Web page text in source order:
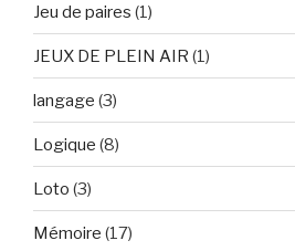
Jeu de paires (1)
JEUX DE PLEIN AIR (1)
langage (3)
Logique (8)
Loto (3)
Mémoire (17)